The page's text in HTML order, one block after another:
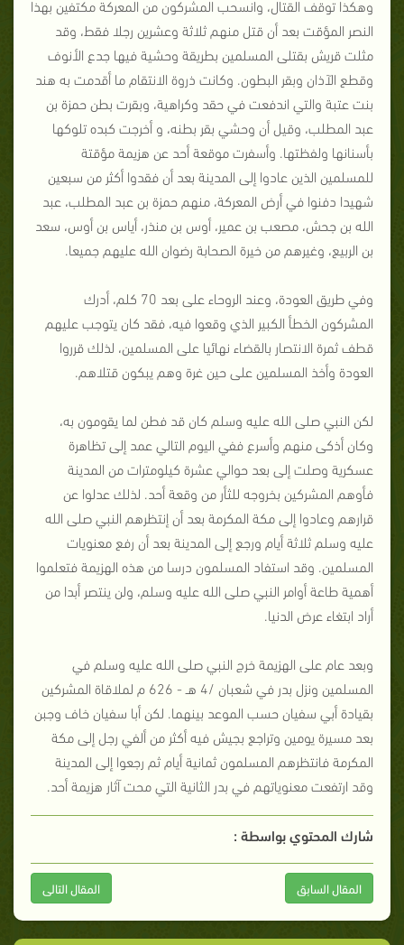
وهكذا توقف القتال، وانسحب المشركون من المعركة مكتفين بهذا
النصر المؤقت بعد أن قتل منهم ثلاثة وعشرين رجلا فقط، وقد
مثلت قريش بقتلى المسلمين بطريقة وحشية فيها جدع الأنوف
وقطع الآذان وبقر البطون. وكانت ذروة الانتقام ما أقدمت به هند
بنت عتبة والتي اندفعت في حقد وكراهية، وبقرت بطن حمزة بن
عبد المطلب، وقيل أن وحشي بقر بطنه، و أخرجت كبده تلوكها
بأسنانها ولفظتها. وأسفرت موقعة أحد عن هزيمة مؤقتة
للمسلمين الذين عادوا إلى المدينة بعد أن فقدوا أكثر من سبعين
شهيدا دفنوا في أرض المعركة، منهم حمزة بن عبد المطلب، عبد
الله بن جحش، مصعب بن عمير، أوس بن منذر، أياس بن أوس، سعد
بن الربيع، وغيرهم من خيرة الصحابة رضوان الله عليهم جميعا.
وفي طريق العودة، وعند الروحاء على بعد 70 كلم، أدرك
المشركون الخطأ الكبير الذي وقعوا فيه، فقد كان يتوجب عليهم
قطف ثمرة الانتصار بالقضاء نهائيا على المسلمين، لذلك قرروا
العودة وأخذ المسلمين على حين غرة وهم يبكون قتلاهم.
لكن النبي صلى الله عليه وسلم كان قد فطن لما يقومون به،
وكان أذكى منهم وأسرع ففي اليوم التالي عمد إلى تظاهرة
عسكرية وصلت إلى بعد حوالي عشرة كيلومترات من المدينة
فأوهم المشركين بخروجه للثأر من وقعة أحد. لذلك عدلوا عن
قرارهم وعادوا إلى مكة المكرمة بعد أن إنتظرهم النبي صلى الله
عليه وسلم ثلاثة أيام ورجع إلى المدينة بعد أن رفع معنويات
المسلمين. وقد استفاد المسلمون درسا من هذه الهزيمة فتعلموا
أهمية طاعة أوامر النبي صلى الله عليه وسلم، ولن ينتصر أبدا من
أراد ابتغاء عرض الدنيا.
وبعد عام على الهزيمة خرج النبي صلى الله عليه وسلم في
المسلمين ونزل بدر في شعبان /4 هـ - 626 م لملاقاة المشركين
بقيادة أبي سفيان حسب الموعد بينهما. لكن أبا سفيان خاف وجبن
بعد مسيرة يومين وتراجع بجيش فيه أكثر من ألفي رجل إلى مكة
المكرمة فانتظرهم المسلمون ثمانية أيام ثم رجعوا إلى المدينة
وقد ارتفعت معنوياتهم في بدر الثانية التي محت آثار هزيمة أحد.
شارك المحتوي بواسطة :
المقال السابق المقال التالى